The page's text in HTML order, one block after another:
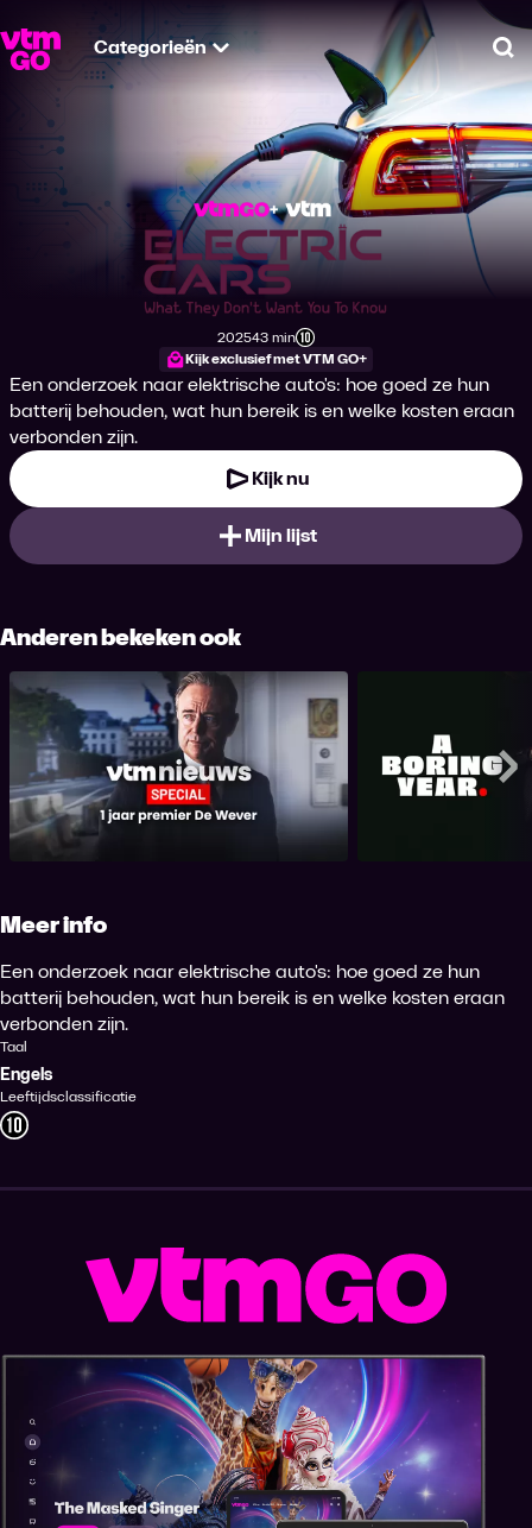
Categorieën
Electric Cars: What
Productiejaar
2025
Tijdsduur
43 min
Leeftijdsclassificatie
Kijk exclusief met VTM GO+
Een onderzoek naar elektrische auto's: hoe goed ze hun
batterij behouden, wat hun bereik is en welke kosten eraan
verbonden zijn.
Kijk nu
Mijn lijst
Anderen bekeken ook
VTM NIEUWS Special 1 jaar
premier De Wever
A
Meer info
Een onderzoek naar elektrische auto's: hoe goed ze hun
batterij behouden, wat hun bereik is en welke kosten eraan
verbonden zijn.
Taal
Engels
Leeftijdsclassificatie